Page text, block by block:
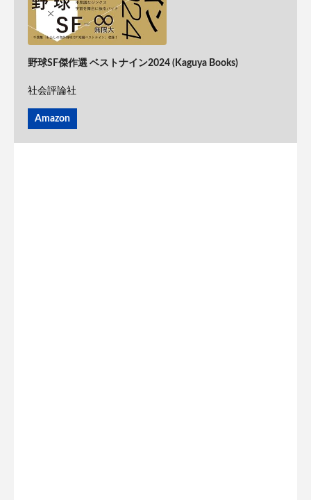
野球SF傑作選 ベストナイン2024 (Kaguya Books)
社会評論社
Amazon